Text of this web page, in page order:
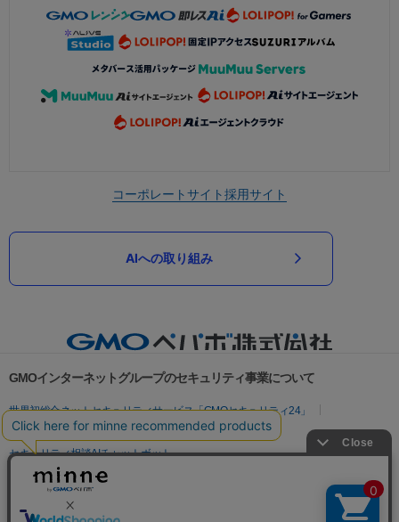
コーポレートサイト採用サイト
AIへの取り組み
GMOインターネットグループのセキュリティ事業について
世界初総合ネットセキュリティサービス「GMOセキュリティ24」
パスワード漏洩診断
Webサイトリスク診断
セキュリティ相談AIチャットボット
実在証明・盗聴対策